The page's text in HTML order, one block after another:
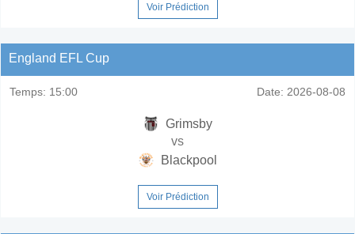
Voir Prédiction
England EFL Cup
Temps: 15:00 Date: 2026-08-08
Grimsby
vs
Blackpool
Voir Prédiction